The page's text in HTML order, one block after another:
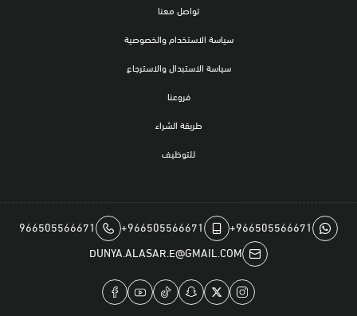
تواصل معنا
سياسة الاستخدام والخصوصية
سياسة الاستبدال والاسترجاع
فروعنا
طريقة الشراء
للتوظيف
+966505566671
+966505566671
966505566671
DUNYA.ALASAR.E@GMAIL.COM